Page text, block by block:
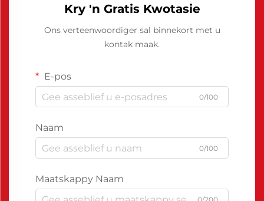
Kry 'n Gratis Kwotasie
Ons verteenwoordiger sal binnekort met u
kontak maak.
E-pos
0/100
Naam
0/100
Maatskappy Naam